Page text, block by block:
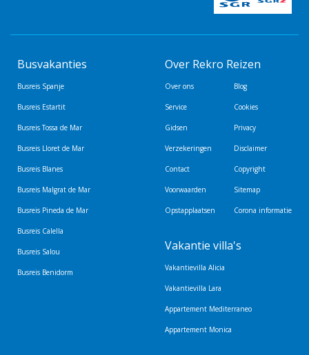
Busvakanties
Busreis Spanje
Busreis Estartit
Busreis Tossa de Mar
Busreis Lloret de Mar
Busreis Blanes
Busreis Malgrat de Mar
Busreis Pineda de Mar
Busreis Calella
Busreis Salou
Busreis Benidorm
Over Rekro Reizen
Over ons
Service
Gidsen
Verzekeringen
Contact
Voorwaarden
Opstapplaatsen
Blog
Cookies
Privacy
Disclaimer
Copyright
Sitemap
Corona informatie
Vakantie villa's
Vakantievilla Alicia
Vakantievilla Lara
Appartement Mediterraneo
Appartement Monica